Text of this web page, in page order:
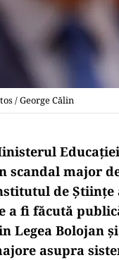
/ George Călin
scandal major
de Științe
a fi făcută
Legea Bolojan
asupra